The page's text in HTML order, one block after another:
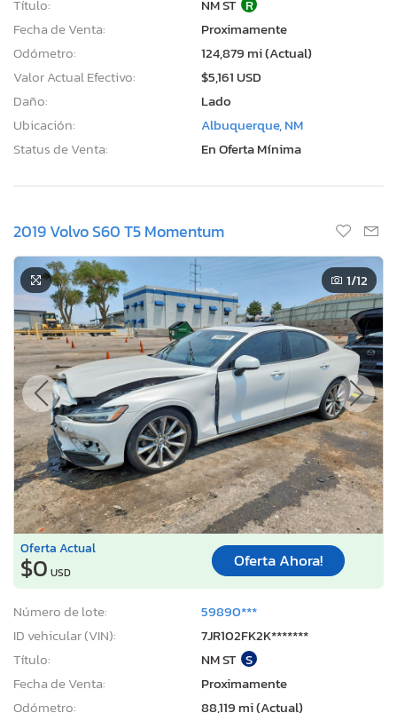
Título:
NM ST R
Fecha de Venta:
Proximamente
Odómetro:
124,879 mi (Actual)
Valor Actual Efectivo:
$5,161 USD
Daño:
Lado
Ubicación:
Albuquerque, NM
Status de Venta:
En Oferta Mínima
2019 Volvo S60 T5 Momentum
1/12
Oferta Actual
$0 USD
Oferta Ahora!
Número de lote:
59890***
ID vehicular (VIN):
7JR102FK2K*******
Título:
NM ST S
Fecha de Venta:
Proximamente
Odómetro:
88,119 mi (Actual)